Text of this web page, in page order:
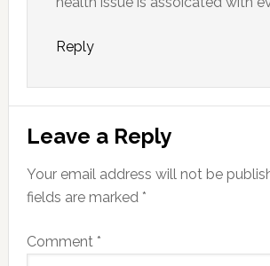
Reply
Leave a Reply
Your email address will not be
fields are marked *
Comment *